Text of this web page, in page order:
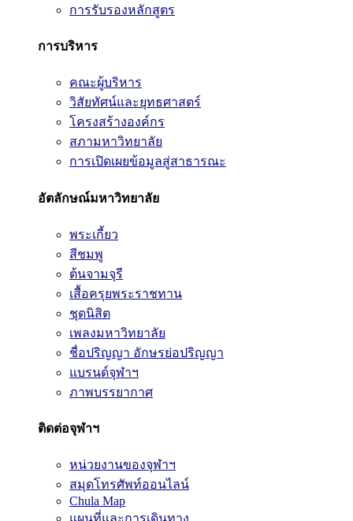
การรับรองหลักสูตร
การบริหาร
คณะผู้บริหาร
วิสัยทัศน์และยุทธศาสตร์
โครงสร้างองค์กร
สภามหาวิทยาลัย
การเปิดเผยข้อมูลสู่สาธารณะ
อัตลักษณ์มหาวิทยาลัย
พระเกี้ยว
สีชมพู
ต้นจามจุรี
เสื้อครุยพระราชทาน
ชุดนิสิต
เพลงมหาวิทยาลัย
ชื่อปริญญา อักษรย่อปริญญา
แบรนด์จุฬาฯ
ภาพบรรยากาศ
ติดต่อจุฬาฯ
หน่วยงานของจุฬาฯ
สมุดโทรศัพท์ออนไลน์
Chula Map